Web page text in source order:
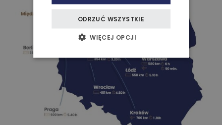
DZIECI
AJURWEDA
BLOG / WYDARZENIA
ODRZUĆ WSZYSTKIE
WIĘCEJ OPCJI